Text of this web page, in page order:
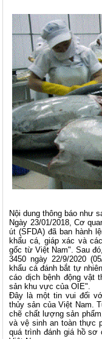
Nội dung thông báo như
Ngày 23/01/2018, Cơ
út(SFDA) đã ban hành
khẩu cá, giáp xác và
gốc từ Việt Nam". Sau
3450 ngày 22/9/2020
khẩu cá đánh bắt tự
cáo dịch bệnh động vật
sản khu vực của OIE".
Đây là một tin vui đối
thủy sản của Việt Nam.
chẽ chất lượng sản
và vệ sinh an toàn thực
quá trình đánh giá hồ sơ